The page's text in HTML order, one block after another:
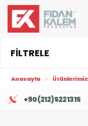
FİLTRELE
Anasayfa Ürünlerimiz
+90 (212) 522 13 15